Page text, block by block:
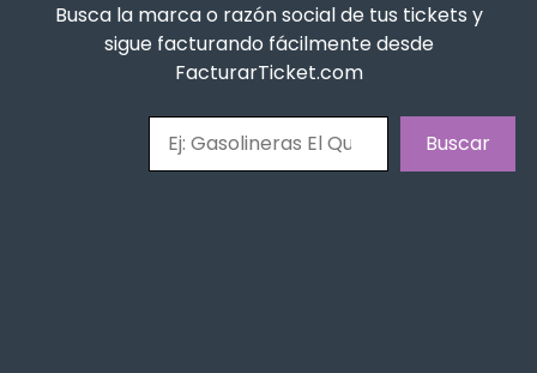
Busca la marca o razón social de tus tickets y
sigue facturando fácilmente desde
FacturarTicket.com
Buscar
Buscar